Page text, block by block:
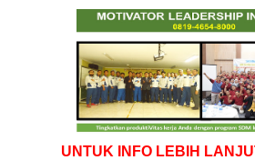
UNTUK INFO LEBIH